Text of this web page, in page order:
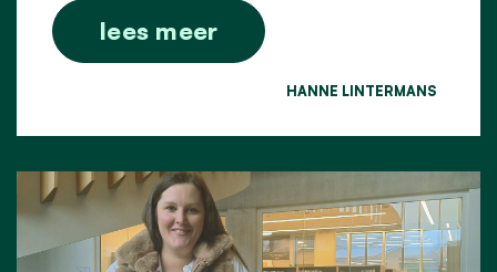
lees meer
HANNE LINTERMANS